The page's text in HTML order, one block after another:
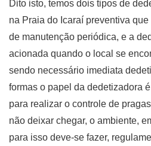
Dito isto, temos dois tipos de
na Praia do Icaraí preventiva
de manutenção periódica, e a
acionada quando o local se
sendo necessário imediata
formas o papel da dedetizadora
para realizar o controle de
não deixar chegar, o ambiente,
para isso deve-se fazer,